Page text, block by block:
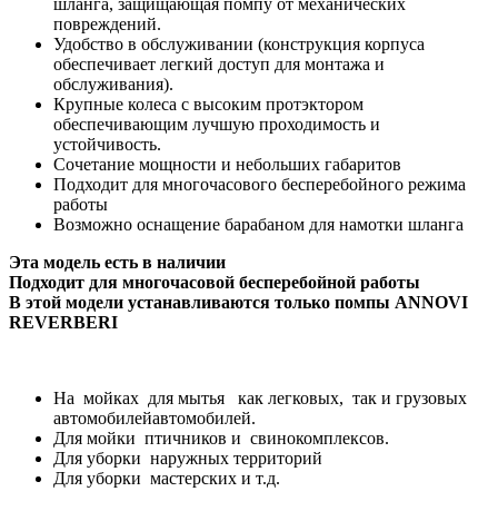
повреждений.
Удобство в обслуживании (конструкция корпуса
обеспечивает легкий доступ для монтажа и
обслуживания).
Крупные колеса с высоким протэктором
обеспечивающим лучшую проходимость и
устойчивость.
Сочетание мощности и небольших габаритов
Подходит для многочасового бесперебойного режима
работы
Возможно оснащение барабаном для намотки шланга
Эта модель есть в наличии
Подходит для многочасовой бесперебойной работы
В этой модели устанавливаются только помпы ANNOVI
REVERBERI
На мойках для мытья как легковых, так и грузовых
автомобилейавтомобилей.
Для мойки птичников и свинокомплексов.
Для уборки наружных территорий
Для уборки мастерских и т.д.